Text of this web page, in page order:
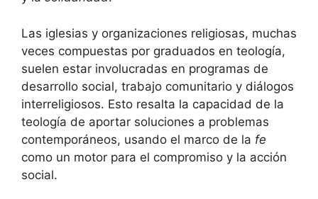
Las iglesias y organizaciones religiosas, muchas
veces compuestas por graduados en teología,
suelen estar involucradas en programas de
desarrollo social, trabajo comunitario y diálogos
interreligiosos. Esto resalta la capacidad de la
teología de aportar soluciones a problemas
contemporáneos, usando el marco de la fe
como un motor para el compromiso y la acción
social.